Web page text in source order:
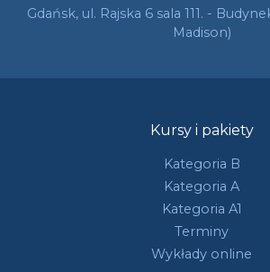
Gdańsk, ul. Rajska 6 sala 111. -
Madison)
Kursy i pakiety
Kategoria B
Kategoria A
Kategoria A1
Terminy
Wykłady online